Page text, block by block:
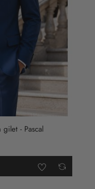
- Pascal